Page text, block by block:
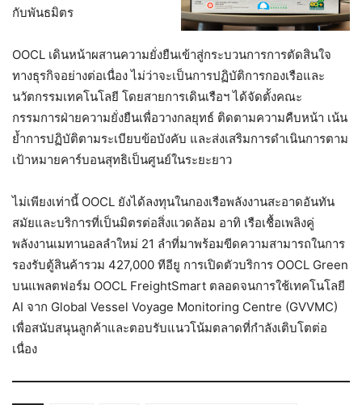
กับพันธมิตร
OOCL เดินหน้าผสานความยั่งยืนเข้าสู่กระบวนการการตัดสินใจ
ทางธุรกิจอย่างต่อเนื่อง ไม่ว่าจะเป็นการปฏิบัติการกองเรือและ
นวัตกรรมเทคโนโลยี โดยสายการเดินเรือฯ ได้จัดตั้งคณะ
กรรมการฝ่ายความยั่งยืนเพื่อวางกลยุทธ์ ติดตามความคืบหน้า เน้น
ย้ำการปฏิบัติตามระเบียบข้อบังคับ และส่งเสริมการดำเนินการตาม
เป้าหมายคาร์บอนสุทธิเป็นศูนย์ในระยะยาว
ไม่เพียงเท่านี้ OOCL ยังได้ลงทุนในกองเรือพลังงานสะอาดอันทัน
สมัยและบริการที่เป็นมิตรต่อสิ่งแวดล้อม อาทิ เรือเชื้อเพลิงคู่
พลังงานเมทานอลลำใหม่ 21 ลำที่มาพร้อมขีดความสามารถในการ
รองรับตู้สินค้ารวม 427,000 ทีอียู การเปิดตัวบริการ OOCL Green
บนแพลตฟอร์ม OOCL FreightSmart ตลอดจนการใช้เทคโนโลยี
AI จาก Global Vessel Voyage Monitoring Centre (GVVMC)
เพื่อสนับสนุนลูกค้าและตอบรับแนวโน้มตลาดที่กำลังเติบโตต่อ
เนื่อง